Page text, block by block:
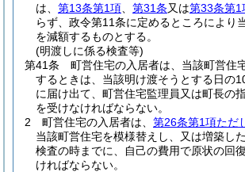
は、 第13条第1項 第31条又は第33条第1
らず、政令第11条に定めるところにより
を減額するものとする。
(明渡しに係る検査等)
第41条
町営住宅の入居者は、当該町営住
するときは、当該明け渡そうとする日の
に届け出て、町営住宅監理員又は町長の
を受けなければならない。
2
町営住宅の入居者は、 第26条第1項ただ
当該町営住宅を模様替えし、又は増築した
検査の時までに、自己の費用で原状の回
ければならない。